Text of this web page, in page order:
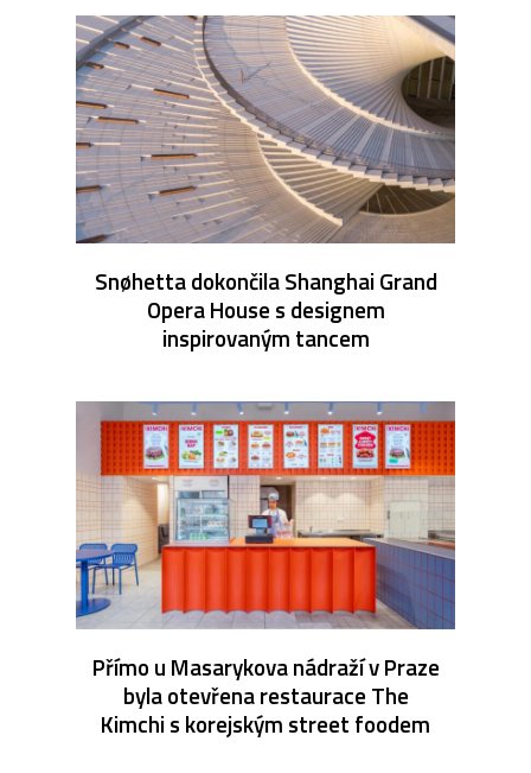
Snøhetta dokončila Shanghai Grand
Opera House s designem
inspirovaným tancem
Přímo u Masarykova nádraží v Praze
byla otevřena restaurace The
Kimchi s korejským street foodem